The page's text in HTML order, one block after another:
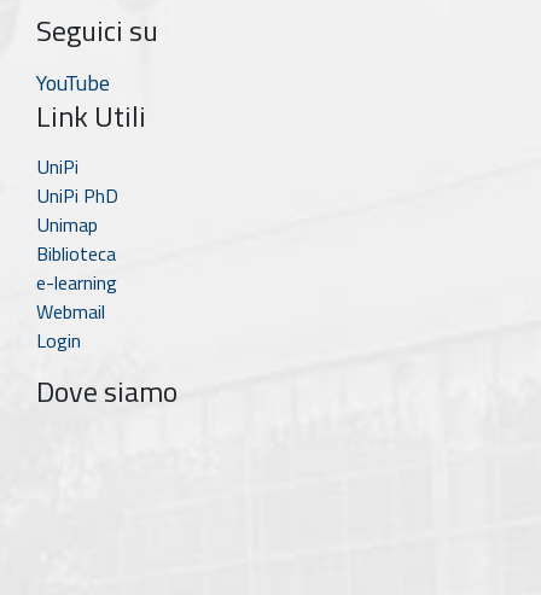
Seguici su
YouTube
Link Utili
UniPi
UniPi PhD
Unimap
Biblioteca
e-learning
Webmail
Login
Dove siamo